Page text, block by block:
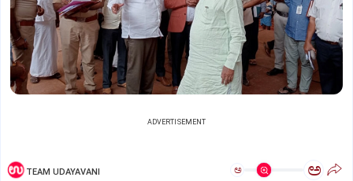
ADVERTISEMENT
TEAM UDAYAVANI ಅ ಅ